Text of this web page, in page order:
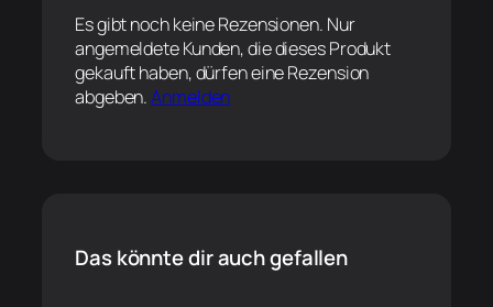
Es gibt noch keine Rezensionen. Nur
angemeldete Kunden, die dieses Produkt
gekauft haben, dürfen eine Rezension
abgeben.Anmelden
Das könnte dir auch gefallen